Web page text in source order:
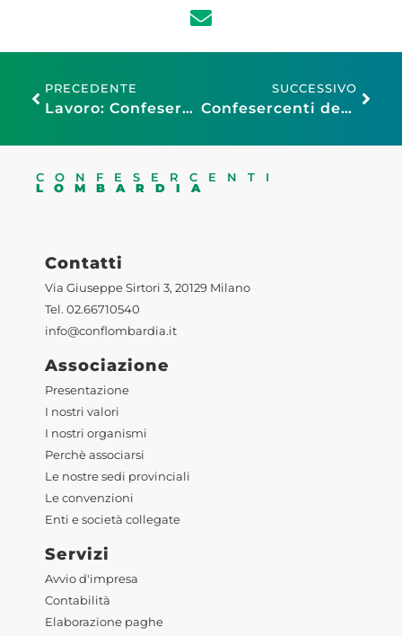
PRECEDENTE
Lavoro: Confesercenti, nel commercio e nel turismo è sempre meno indipendente. In sei anni persi 177mila lavoratori autonomi, 81 al giorno
SUCCESSIVO
Confesercenti deposita in Cassazione la proposta di legge di iniziativa popolare per la rigenerazione urbana del commercio e dei servizi di prossimità
CONFESERCENTI
LOMBARDIA
Contatti
Via Giuseppe Sirtori 3, 20129 Milano
Tel. 02.66710540
info@conflombardia.it
Associazione
Presentazione
I nostri valori
I nostri organismi
Perchè associarsi
Le nostre sedi provinciali
Le convenzioni
Enti e società collegate
Servizi
Avvio d'impresa
Contabilità
Elaborazione paghe